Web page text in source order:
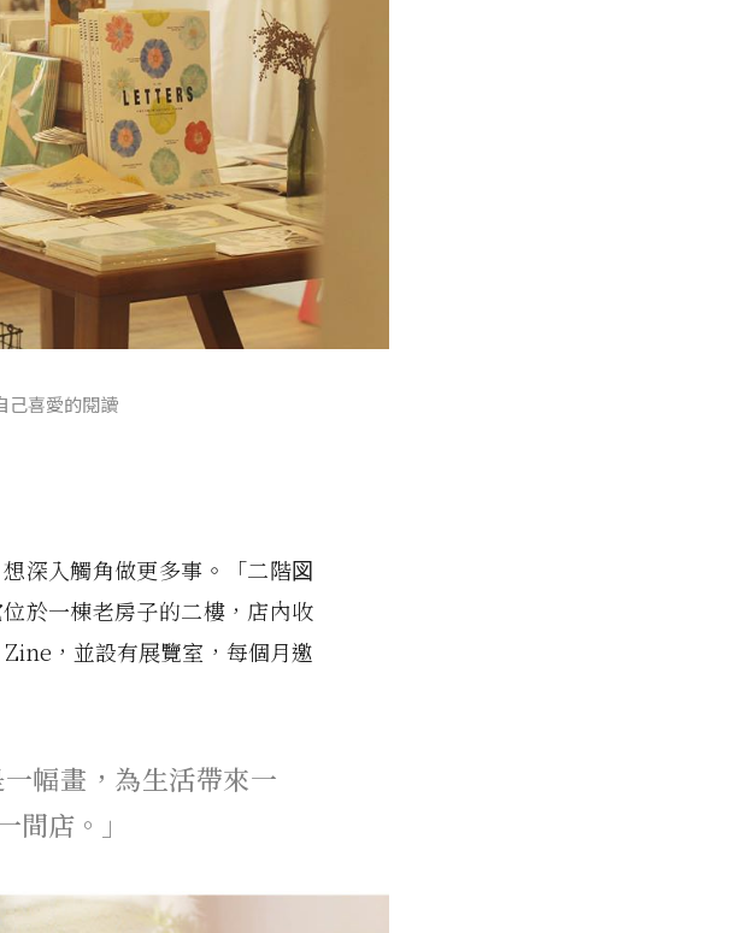
己喜愛的閱讀
深入觸角做更多事。「二階図
於一棟老房子的二樓，店內收
，並設有展覽室，每個月邀
幅畫，為生活帶來一
店。」